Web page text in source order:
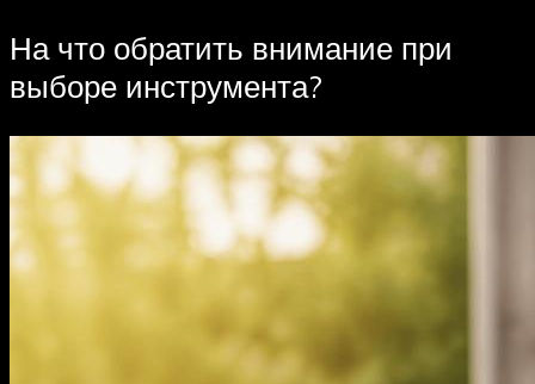
На что обратить внимание при
выборе инструмента?